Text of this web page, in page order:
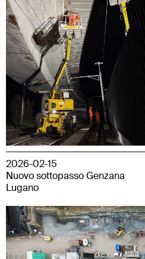
2026-02-15
Nuovo sottopasso Genzana
Lugano